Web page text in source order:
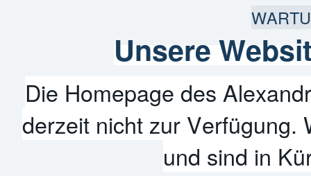
Unsere
Die Homepage des
derzeit nicht zur Verfügung.
und sind in